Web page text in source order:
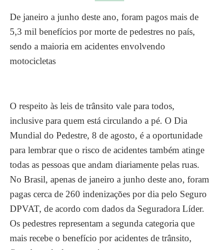
De janeiro a junho deste ano, foram pagos mais de
5,3 mil benefícios por morte de pedestres no país,
sendo a maioria em acidentes envolvendo
motocicletas
O respeito às leis de trânsito vale para todos,
inclusive para quem está circulando a pé. O Dia
Mundial do Pedestre, 8 de agosto, é a oportunidade
para lembrar que o risco de acidentes também atinge
todas as pessoas que andam diariamente pelas ruas.
No Brasil, apenas de janeiro a junho deste ano, foram
pagas cerca de 260 indenizações por dia pelo Seguro
DPVAT, de acordo com dados da Seguradora Líder.
Os pedestres representam a segunda categoria que
mais recebe o benefício por acidentes de trânsito,